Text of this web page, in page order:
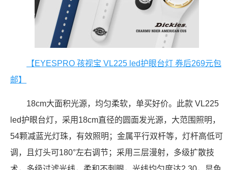
【EYESPRO 孩视宝 VL225 led护眼台灯 券后269元包
邮】
18cm大面积光源，均匀柔软，单买好价。此款 VL225
led护眼台灯，采用18cm直径的圆面发光源，大范围照明，
54颗减蓝光灯珠，有效照明；金属平行双杆等，灯杆高低可
调，且灯头可180°左右调节；采用三层漫射，多级扩散技